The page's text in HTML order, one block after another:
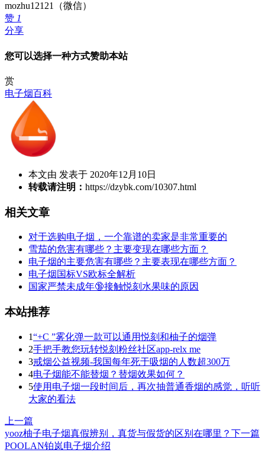
mozhu12121（微信）
赞 1
分享
您可以选择一种方式赞助本站
赏
电子烟百科
本文由 发表于 2020年12月10日
转载请注明： https://dzybk.com/10307.html
相关文章
对于选购电子烟，一个靠谱的卖家是非常重要的
雪茄的危害有哪些？主要变现在哪些方面？
电子烟的主要危害有哪些？主要表现在哪些方面？
电子烟国标VS欧标全解析
国家严禁未成年🔞接触悦刻水果味的原因
本站推荐
1“+C ”雾化弹一款可以通用悦刻和柚子的烟弹
2手把手教您玩转悦刻粉丝社区app-relx me
3戒烟公益视频-我国每年死于吸烟的人数超300万
4电子烟能不能替烟？替烟效果如何？
5使用电子烟一段时间后，再次抽普通香烟的感觉，听听
大家的看法
上一篇
yooz柚子电子烟真假辨别，真货与假货的区别在哪里？ 下一篇
POOLAN铂岚电子烟介绍